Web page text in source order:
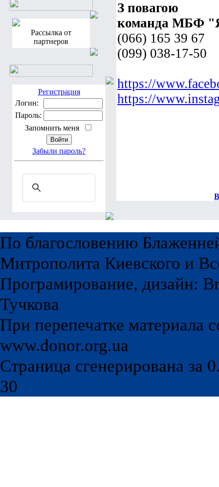
Рассылка от
партнеров
Регистрация
Логин:
Пароль:
Запомнить меня
Забыли пароль?
З повагою
команда МБФ
(066) 165 39 67
(099) 038-17-50
https://
https://
По благословению
Митрополита Киевского и
Програмирование, дизайн:
Тучкова
При перепечатке материала
www.donor.org.ua
Страница сгенерирована за
30